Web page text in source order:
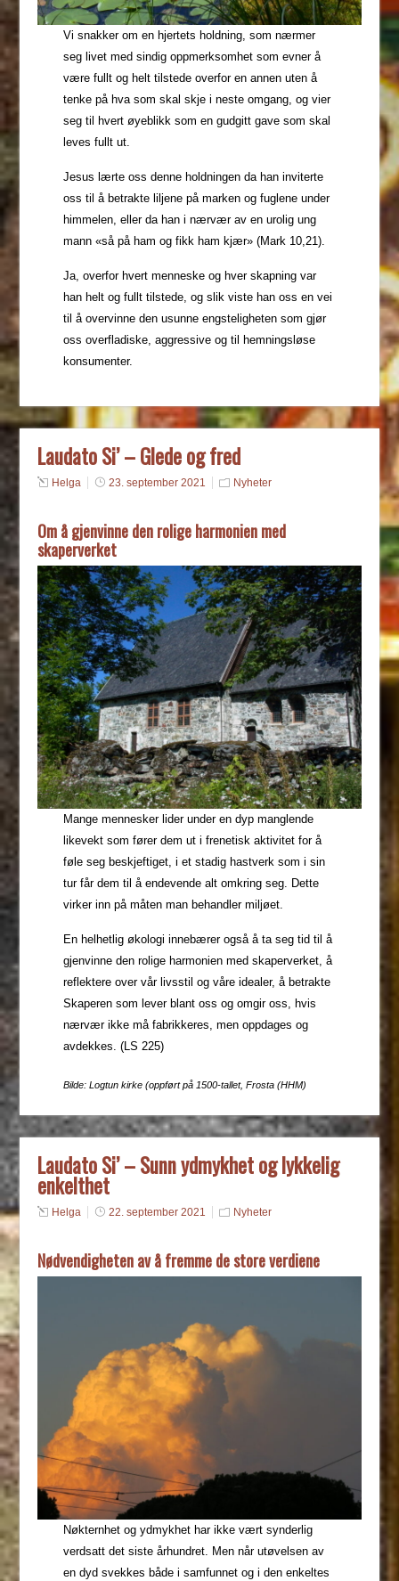
Vi snakker om en hjertets holdning, som nærmer
seg livet med sindig oppmerksomhet som evner å
være fullt og helt tilstede overfor en annen uten å
tenke på hva som skal skje i neste omgang, og vier
seg til hvert øyeblikk som en gudgitt gave som skal
leves fullt ut.
Jesus lærte oss denne holdningen da han inviterte
oss til å betrakte liljene på marken og fuglene under
himmelen, eller da han i nærvær av en urolig ung
mann «så på ham og fikk ham kjær» (Mark 10,21).
Ja, overfor hvert menneske og hver skapning var
han helt og fullt tilstede, og slik viste han oss en vei
til å overvinne den usunne engsteligheten som gjør
oss overfladiske, aggressive og til hemningsløse
konsumenter.
Laudato Si’ – Glede og fred
Helga 23. september 2021 Nyheter
Om å gjenvinne den rolige harmonien med
skaperverket
Mange mennesker lider under en dyp manglende
likevekt som fører dem ut i frenetisk aktivitet for å
føle seg beskjeftiget, i et stadig hastverk som i sin
tur får dem til å endevende alt omkring seg. Dette
virker inn på måten man behandler miljøet.
En helhetlig økologi innebærer også å ta seg tid til å
gjenvinne den rolige harmonien med skaperverket, å
reflektere over vår livsstil og våre idealer, å betrakte
Skaperen som lever blant oss og omgir oss, hvis
nærvær ikke må fabrikkeres, men oppdages og
avdekkes. (LS 225)
Bilde: Logtun kirke (oppført på 1500-tallet, Frosta (HHM)
Laudato Si’ – Sunn ydmykhet og lykkelig
enkelthet
Helga 22. september 2021 Nyheter
Nødvendigheten av å fremme de store verdiene
Nøkternhet og ydmykhet har ikke vært synderlig
verdsatt det siste århundret. Men når utøvelsen av
en dyd svekkes både i samfunnet og i den enkeltes